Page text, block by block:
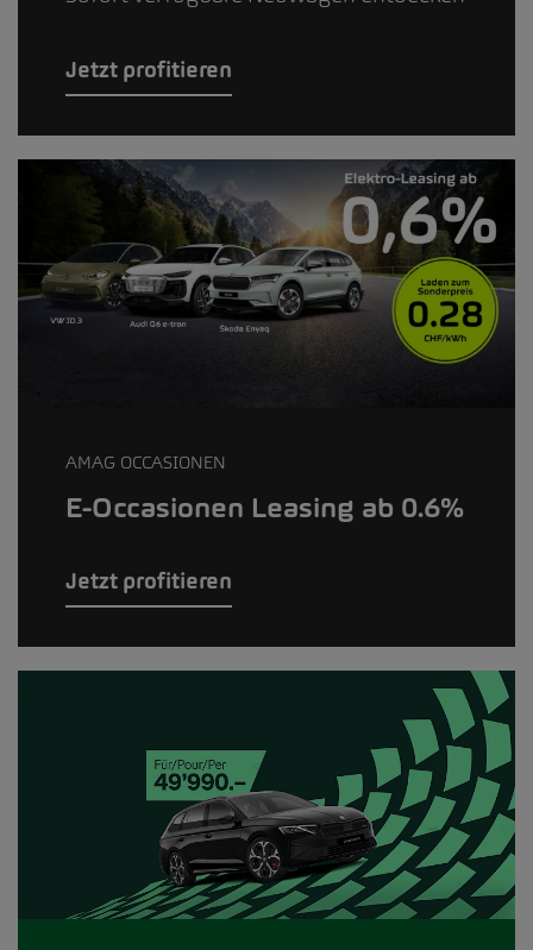
Jetzt profitieren
AMAG OCCASIONEN
E-Occasionen Leasing ab 0.6%
Jetzt profitieren